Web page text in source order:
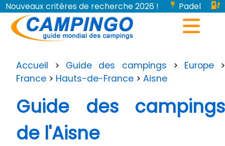
Nouveaux critères de recherche 2026 !
Padel
Bornes de recharge pour véhicules électriques...
Accueil > Guide des campings > Europe>
France > Hauts-de-France > Aisne
Guide des campings
de l'Aisne